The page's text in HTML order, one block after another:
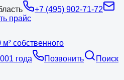
+7 (495) 902-71-72
прайс
м² собственного
года Позвонить
Поиск